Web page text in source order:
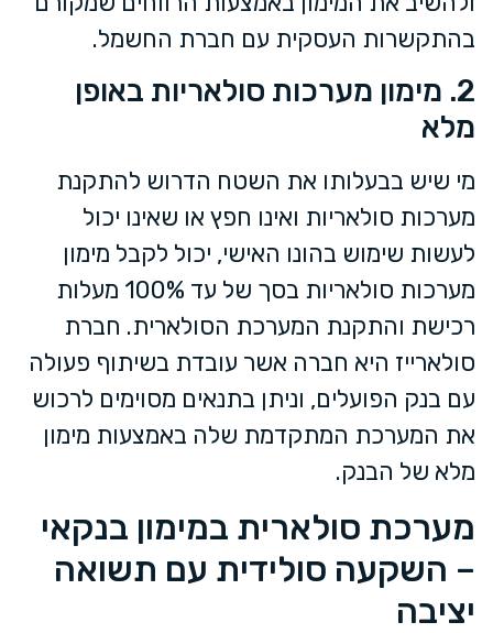
בהתקשרות העסקית עם חברת החשמל.
2. מימון מערכות סולאריות באופן
מלא
מי שיש בבעלותו את השטח הדרוש להתקנת
מערכות סולאריות ואינו חפץ או שאינו יכול
לעשות שימוש בהונו האישי, יכול לקבל מימון
מערכות סולאריות בסך של עד 100% מעלות
רכישת והתקנת המערכת הסולארית. חברת
סולארייז היא חברה אשר עובדת בשיתוף פעולה
עם בנק הפועלים, וניתן בתנאים מסוימים לרכוש
את המערכת המתקדמת שלה באמצעות מימון
מלא של הבנק.
מערכת סולארית במימון בנקאי
– השקעה סולידית עם תשואה
יציבה